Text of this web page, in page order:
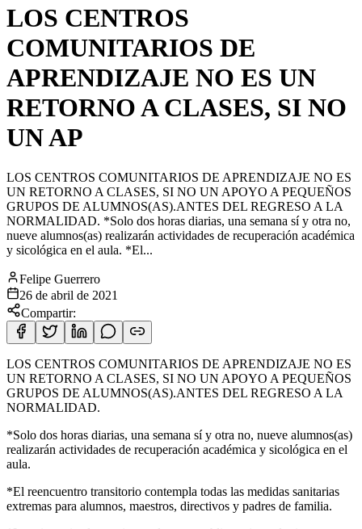
LOS CENTROS
COMUNITARIOS DE
APRENDIZAJE NO ES UN
RETORNO A CLASES, SI NO
UN AP
LOS CENTROS COMUNITARIOS DE APRENDIZAJE NO ES
UN RETORNO A CLASES, SI NO UN APOYO A PEQUEÑOS
GRUPOS DE ALUMNOS(AS).ANTES DEL REGRESO A LA
NORMALIDAD. *Solo dos horas diarias, una semana sí y otra no,
nueve alumnos(as) realizarán actividades de recuperación académica
y sicológica en el aula. *El...
Felipe Guerrero
26 de abril de 2021
Compartir:
LOS CENTROS COMUNITARIOS DE APRENDIZAJE NO ES
UN RETORNO A CLASES, SI NO UN APOYO A PEQUEÑOS
GRUPOS DE ALUMNOS(AS).ANTES DEL REGRESO A LA
NORMALIDAD.
*Solo dos horas diarias, una semana sí y otra no, nueve alumnos(as)
realizarán actividades de recuperación académica y sicológica en el
aula.
*El reencuentro transitorio contempla todas las medidas sanitarias
extremas para alumnos, maestros, directivos y padres de familia.